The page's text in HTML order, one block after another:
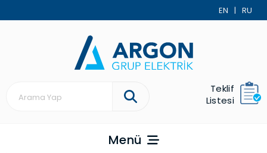
EN | RU
Teklif
Listesi
Menü